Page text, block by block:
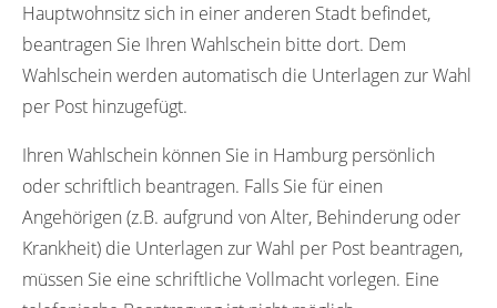
Hauptwohnsitz sich in einer anderen Stadt befindet,
beantragen Sie Ihren Wahlschein bitte dort. Dem
Wahlschein werden automatisch die Unterlagen zur Wahl
per Post hinzugefügt.
Ihren Wahlschein können Sie in Hamburg persönlich
oder schriftlich beantragen. Falls Sie für einen
Angehörigen (z.B. aufgrund von Alter, Behinderung oder
Krankheit) die Unterlagen zur Wahl per Post beantragen,
müssen Sie eine schriftliche Vollmacht vorlegen. Eine